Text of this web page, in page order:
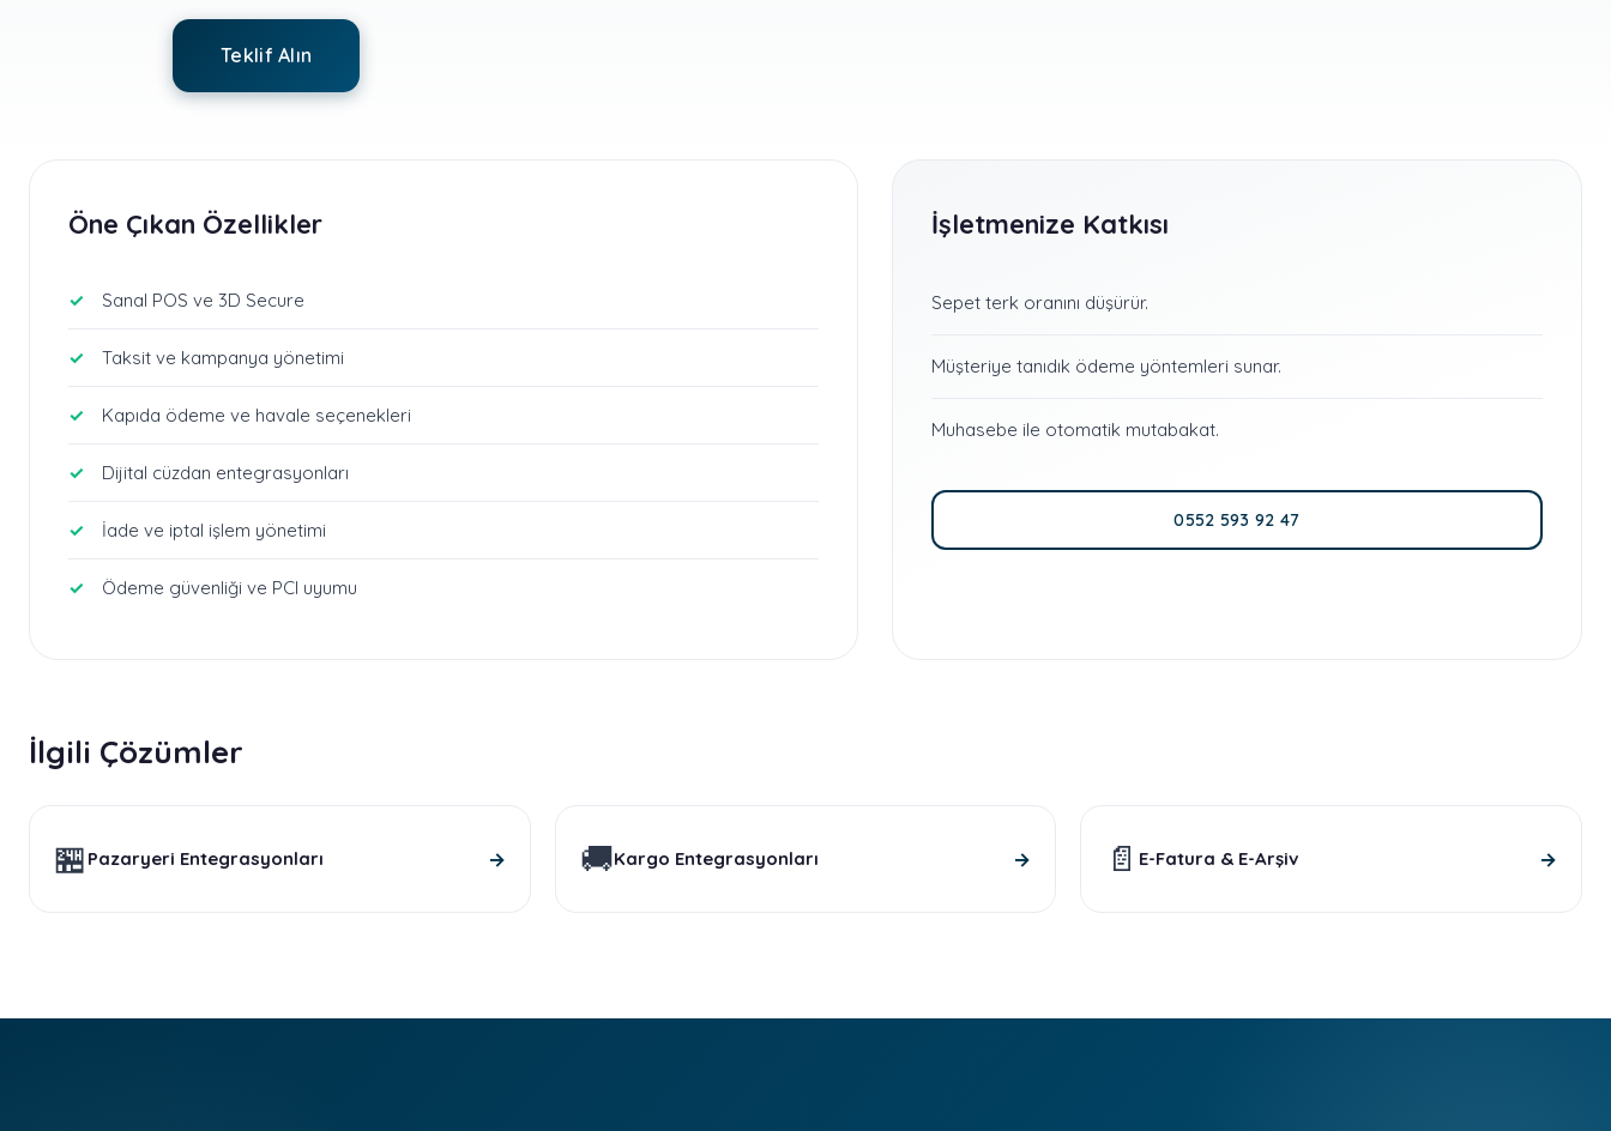
Teklif Alın
Öne Çıkan Özellikler
Sanal POS ve 3D Secure
Taksit ve kampanya yönetimi
Kapıda ödeme ve havale seçenekleri
Dijital cüzdan entegrasyonları
İade ve iptal işlem yönetimi
Ödeme güvenliği ve PCI uyumu
İşletmenize Katkısı
Sepet terk oranını düşürür.
Müşteriye tanıdık ödeme yöntemleri sunar.
Muhasebe ile otomatik mutabakat.
0552 593 92 47
İlgili Çözümler
🏪 Pazaryeri Entegrasyonları → 🚚Kargo Entegrasyonları → 📄 E-Fatura & E-Arşiv →